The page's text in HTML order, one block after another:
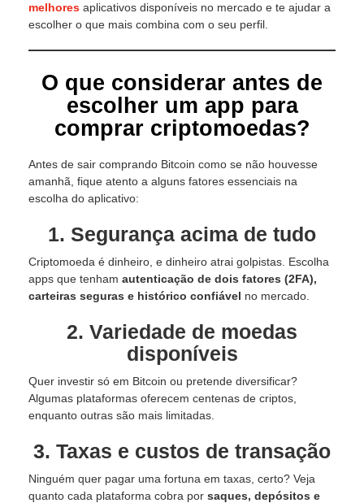
melhores aplicativos disponíveis no mercado e te ajudar a
escolher o que mais combina com o seu perfil.
O que considerar antes de
escolher um app para
comprar criptomoedas?
Antes de sair comprando Bitcoin como se não houvesse
amanhã, fique atento a alguns fatores essenciais na
escolha do aplicativo:
1. Segurança acima de tudo
Criptomoeda é dinheiro, e dinheiro atrai golpistas. Escolha
apps que tenham autenticação de dois fatores (2FA),
carteiras seguras e histórico confiável no mercado.
2. Variedade de moedas
disponíveis
Quer investir só em Bitcoin ou pretende diversificar?
Algumas plataformas oferecem centenas de criptos,
enquanto outras são mais limitadas.
3. Taxas e custos de transação
Ninguém quer pagar uma fortuna em taxas, certo? Veja
quanto cada plataforma cobra por saques, depósitos e